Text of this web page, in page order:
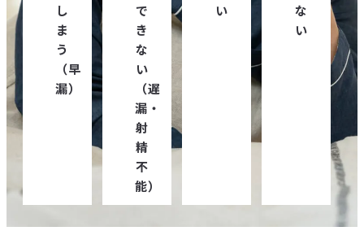
し
ま
う
（早
漏）
で
き
な
い
（遅
漏・
射
精
不
能）
い
な
い